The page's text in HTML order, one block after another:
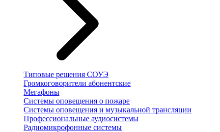
Типовые решения СОУЭ
Громкоговорители абонентские
Мегафоны
Системы оповещения о пожаре
Системы оповещения и музыкальной трансляции
Профессиональные аудиосистемы
Радиомикрофонные системы